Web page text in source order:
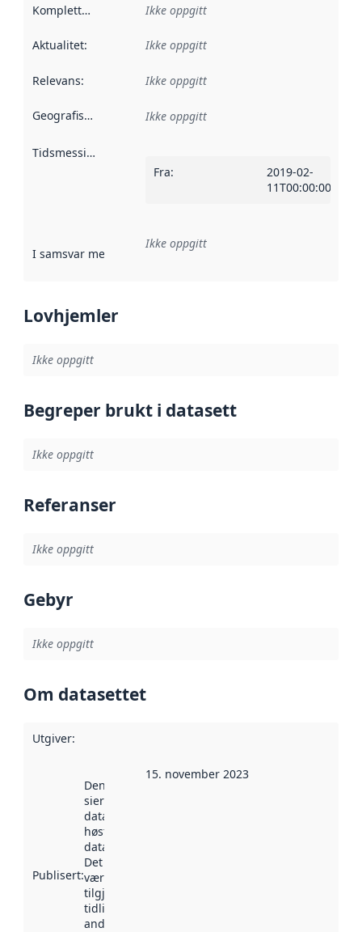
Kompletthet Ikke oppgitt
Aktualitet: Ikke oppgitt
Relevans: Ikke oppgitt
Geografisk avgrensning :
Ikke oppgitt
Tidsmessig avgrensning
Fra:
2019-02-
11T00:00:00Z
I samsvar med Referanse til en implementasjonsregel
Ikke oppgitt
Lovhjemler
Ikke oppgitt
Begreper brukt i datasett
Ikke oppgitt
Referanser
Ikke oppgitt
Gebyr
Ikke oppgitt
Om datasettet
Utgiver:
Publisert:
Denne datoen
sier når
datasettet ble
høstet av
data.norge.no.
Det kan ha
vært
tilgjengelig
tidligere
andre steder.
15. november 2023